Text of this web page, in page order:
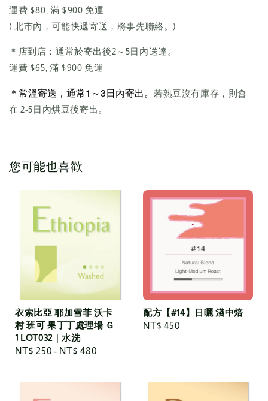
運費 $80, 滿 $900 免運
( 北市內，可能快遞寄送，將事先聯絡。)
＊店到店：通常於寄出後2～5日內送達。
運費 $65, 滿 $900 免運
＊常溫寄送，通常1～3日內寄出。
若熟豆沒有庫存，則會
在 2-5日內烘豆後寄出。
您可能也喜歡
衣索比亞 耶加雪菲 沃卡
村 班可 果丁丁處理場 Ｇ
1 LOT032｜水洗
Regular
NT$ 250 - NT$ 480
配方【#14】日曬 淺中焙
Regular
NT$ 450